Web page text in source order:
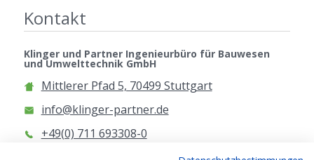
Kontakt
Klinger und Partner Ingenieurbüro für Bauwesen
und Umwelttechnik GmbH
Mittlerer Pfad 5, 70499 Stuttgart
info@klinger-partner.de
+49(0) 711 693308-0